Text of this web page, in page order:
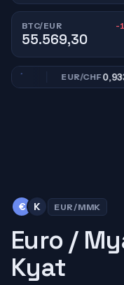
BTC/EUR -
55.569,30
EUR/CHF0,9339
€ K EUR/MMK
Euro /
Kyat